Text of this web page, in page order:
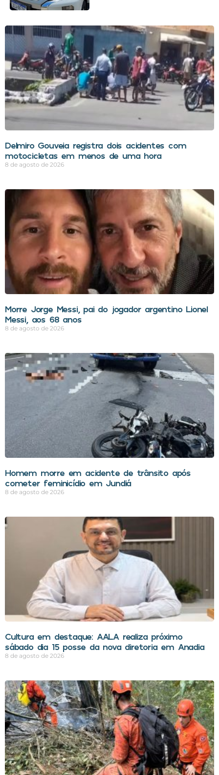
Delmiro Gouveia registra dois acidentes com
motocicletas em menos de uma hora
8 de agosto de 2026
Morre Jorge Messi, pai do jogador argentino Lionel
Messi, aos 68 anos
8 de agosto de 2026
Homem morre em acidente de trânsito após
cometer feminicídio em Jundiá
8 de agosto de 2026
Cultura em destaque: AALA realiza próximo
sábado dia 15 posse da nova diretoria em Anadia
8 de agosto de 2026